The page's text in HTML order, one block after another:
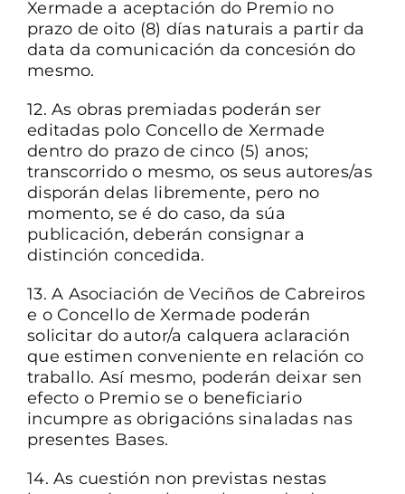
Xermade a aceptación do Premio no
prazo de oito (8) días naturais a partir da
data da comunicación da concesión do
mesmo.
12. As obras premiadas poderán ser
editadas polo Concello de Xermade
dentro do prazo de cinco (5) anos;
transcorrido o mesmo, os seus autores/as
disporán delas libremente, pero no
momento, se é do caso, da súa
publicación, deberán consignar a
distinción concedida.
13. A Asociación de Veciños de Cabreiros
e o Concello de Xermade poderán
solicitar do autor/a calquera aclaración
que estimen conveniente en relación co
traballo. Así mesmo, poderán deixar sen
efecto o Premio se o beneficiario
incumpre as obrigacións sinaladas nas
presentes Bases.
14. As cuestión non previstas nestas